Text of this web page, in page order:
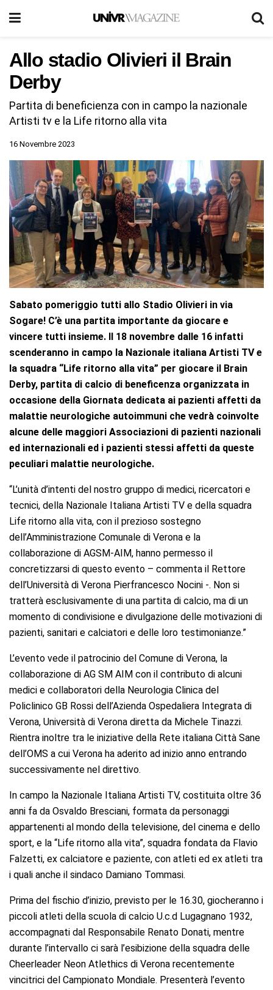
Allo stadio Olivieri il Brain
Derby
Partita di beneficienza con in campo la nazionale
Artisti tv e la Life ritorno alla vita
16 Novembre 2023
Sabato pomeriggio tutti allo Stadio Olivieri in via
Sogare! C’è una partita importante da giocare e
vincere tutti insieme. Il 18 novembre dalle 16 infatti
scenderanno in campo la Nazionale italiana Artisti TV e
la squadra “Life ritorno alla vita” per giocare il Brain
Derby, partita di calcio di beneficenza organizzata in
occasione della Giornata dedicata ai pazienti affetti da
malattie neurologiche autoimmuni che vedrà coinvolte
alcune delle maggiori Associazioni di pazienti nazionali
ed internazionali ed i pazienti stessi affetti da queste
peculiari malattie neurologiche.
“L’unità d’intenti del nostro gruppo di medici, ricercatori e
tecnici, della Nazionale Italiana Artisti TV e della squadra
Life ritorno alla vita, con il prezioso sostegno
dell’Amministrazione Comunale di Verona e la
collaborazione di AGSM-AIM, hanno permesso il
concretizzarsi di questo evento – commenta il Rettore
dell’Università di Verona Pierfrancesco Nocini -. Non si
tratterà esclusivamente di una partita di calcio, ma di un
momento di condivisione e divulgazione delle motivazioni di
pazienti, sanitari e calciatori e delle loro testimonianze.”
L’evento vede il patrocinio del Comune di Verona, la
collaborazione di AG SM AIM con il contributo di alcuni
medici e collaboratori della Neurologia Clinica del
Policlinico GB Rossi dell’Azienda Ospedaliera Integrata di
Verona, Università di Verona diretta da Michele Tinazzi.
Rientra inoltre tra le iniziative della Rete italiana Città Sane
dell’OMS a cui Verona ha aderito ad inizio anno entrando
successivamente nel direttivo.
In campo la Nazionale Italiana Artisti TV, costituita oltre 36
anni fa da Osvaldo Bresciani, formata da personaggi
appartenenti al mondo della televisione, del cinema e dello
sport, e la “Life ritorno alla vita”, squadra fondata da Flavio
Falzetti, ex calciatore e paziente, con atleti ed ex atleti tra
i quali anche il sindaco Damiano Tommasi.
Prima del fischio d’inizio, previsto per le 16.30, giocheranno i
piccoli atleti della scuola di calcio U.c.d Lugagnano 1932,
accompagnati dal Responsabile Renato Donati, mentre
durante l’intervallo ci sarà l’esibizione della squadra delle
Cheerleader Neon Atlethics di Verona recentemente
vincitrici del Campionato Mondiale. Presenterà l’evento